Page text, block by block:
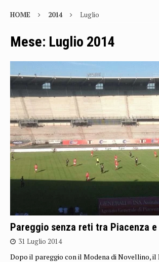
HOME 2014 Luglio
Mese: Luglio 2014
Pareggio senza reti tra Piacenza
31 Luglio 2014
Dopo il pareggio con il Modena di Novellino, il